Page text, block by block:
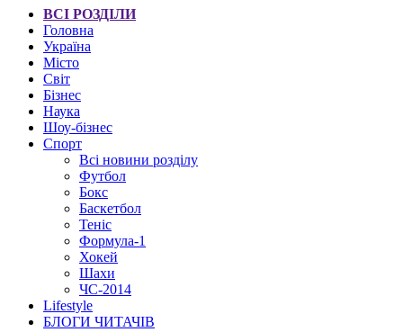
ВСІ РОЗДІЛИ
Головна
Україна
Місто
Світ
Бізнес
Наука
Шоу-бізнес
Спорт
Всі новини розділу
Футбол
Бокс
Баскетбол
Теніс
Формула-1
Хокей
Шахи
ЧС-2014
Lifestyle
БЛОГИ ЧИТАЧІВ